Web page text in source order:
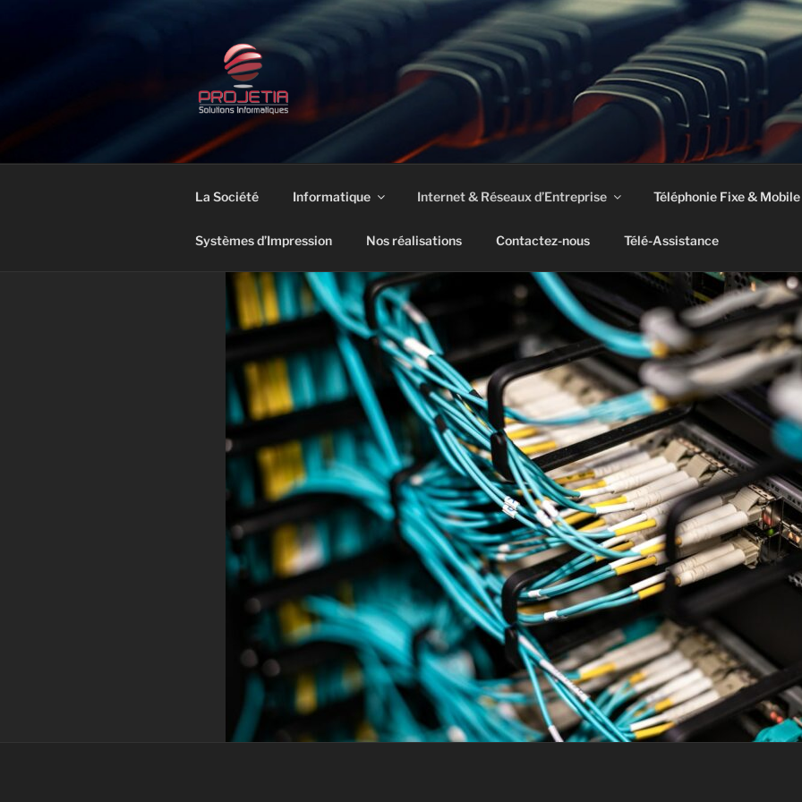
PROJETIA – SOLUTIONS
Des professionnels au service des professionnels
La Société Informatique Internet & Réseaux d’Entreprise Téléphonie Fixe & Mobile
Systèmes d’Impression Nos réalisations Contactez-nous Télé-Assistance